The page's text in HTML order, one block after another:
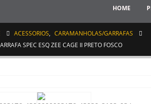
HOME
ACESSORIOS, CARAMANHOLAS/GARRAFAS
SPEC ESQ ZEE CAGE II PRETO FOSCO